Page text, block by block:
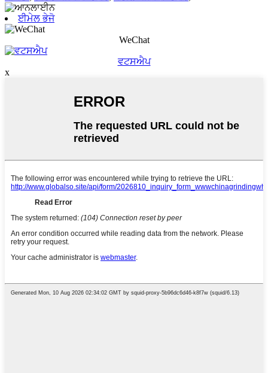
ਈਮੇਲ ਭੇਜੋ
WeChat
ਵਟਸਐਪ
x